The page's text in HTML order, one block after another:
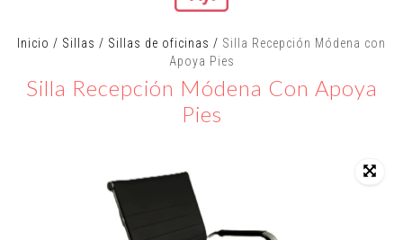
Inicio / Sillas / Sillas de oficinas / Silla Recepción Módena con
Apoya Pies
Silla Recepción Módena Con Apoya
Pies